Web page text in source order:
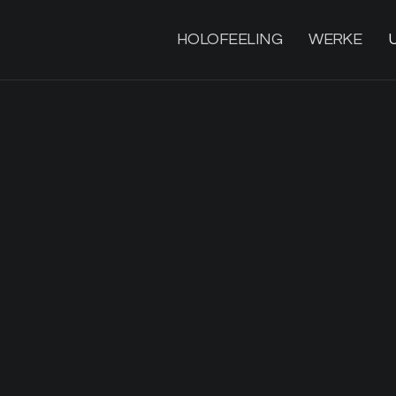
HOLOFEELING WERKE